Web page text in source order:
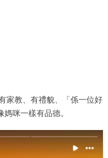
家教、有禮貌、「係一位好
咪一樣有品德。